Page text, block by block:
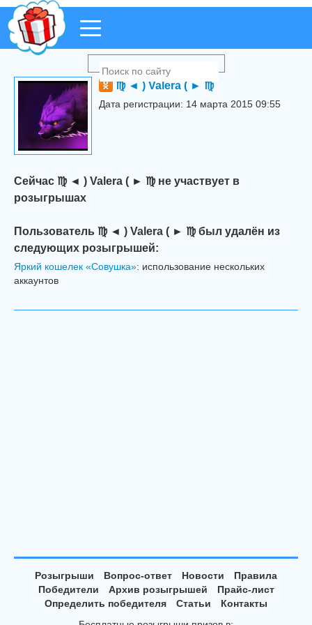
♍ ◄ ) Valera ( ► ♍
Дата регистрации: 14 марта 2015 09:55
Сейчас ♍ ◄ ) Valera ( ► ♍ не участвует в
розыгрышах
Пользователь ♍ ◄ ) Valera ( ► ♍ был удалён из
следующих розыгрышей:
Яркий кошелек «Совушка»: использование нескольких
аккаунтов
Розыгрыши Вопрос-ответ Новости
Правила
Победители
Архив розыгрышей
Прайс-лист
Определить победителя
Статьи
Контакты